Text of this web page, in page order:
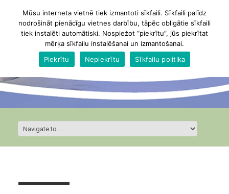
Mūsu interneta vietnē tiek izmantoti sīkfaili. Sīkfaili palīdz
nodrošināt pienācīgu vietnes darbību, tāpēc obligātie sīkfaili
tiek instalēti automātiski. Nospiežot “piekrītu”, jūs piekrītat
mērķa sīkfailu instalēšanai un izmantošanai.
Piekrītu
Nepiekrītu Sīkfailu politika